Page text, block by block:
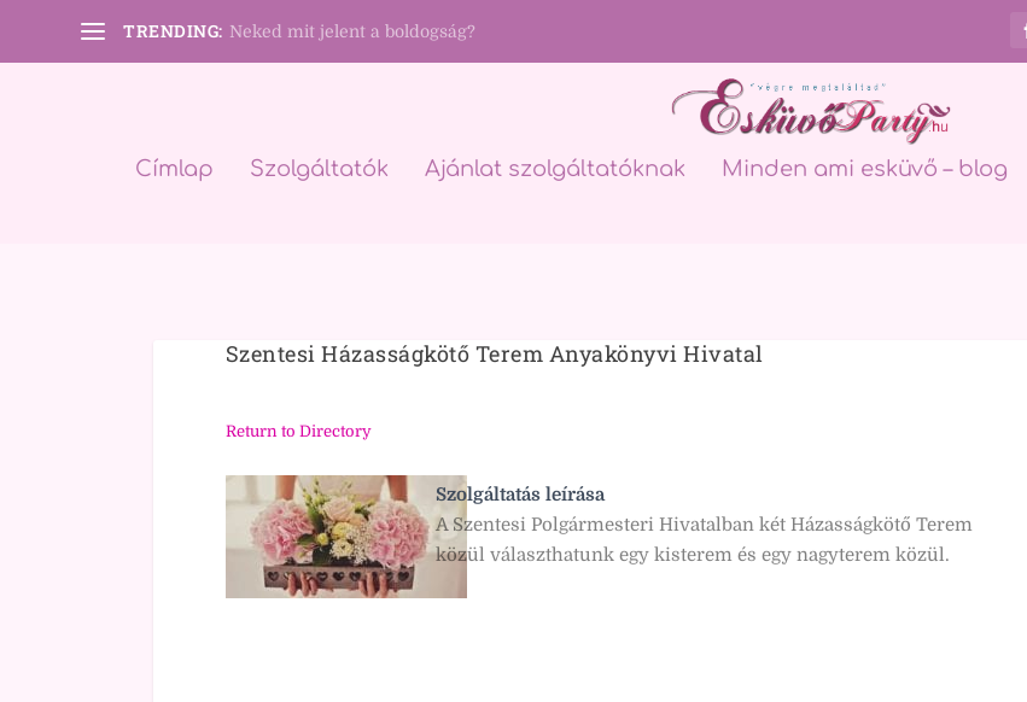
TRENDING: Neked mit jelent a boldogság?
Címlap Szolgáltatók Ajánlat szolgáltatóknak Minden ami esküvő – blog
Szentesi Házasságkötő Terem Anyakönyvi Hivatal
Return to Directory
Szolgáltatás leírása
A Szentesi Polgármesteri Hivatalban két Házasságkötő Terem
közül választhatunk egy kisterem és egy nagyterem közül.